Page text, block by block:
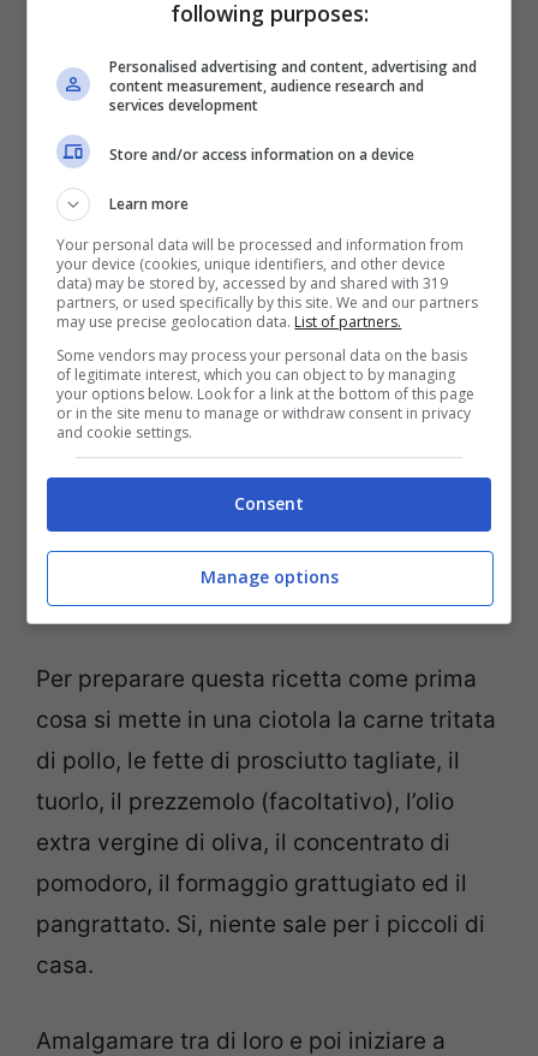
1 cucchiaio di olio extravergine di
oliva
1 cucchiaio di concentrato di
pangrattato
Preparazione
Per preparare questa ricetta come prima
cosa si mette in una ciotola la carne tritata
di pollo, le fette di prosciutto tagliate, il
tuorlo, il prezzemolo (facoltativo), l’olio
extra vergine di oliva, il concentrato di
pomodoro, il formaggio grattugiato ed il
pangrattato. Si, niente sale per i piccoli di
casa.
Amalgamare tra di loro e poi iniziare a
following purposes:
Personalised advertising and content, advertising and
content measurement, audience research and
services development
Store and/or access information on a device
Learn more
Your personal data will be processed and information from
your device (cookies, unique identifiers, and other device
data) may be stored by, accessed by and shared with 319
partners, or used specifically by this site. We and our partners
may use precise geolocation data. List of partners.
Some vendors may process your personal data on the basis
of legitimate interest, which you can object to by managing
your options below. Look for a link at the bottom of this page
or in the site menu to manage or withdraw consent in privacy
and cookie settings.
Consent
Manage options